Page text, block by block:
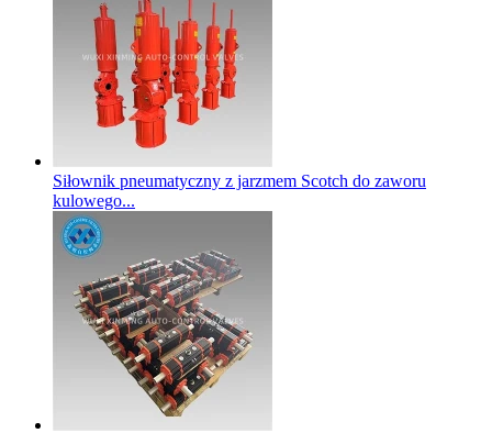
Siłownik pneumatyczny z jarzmem Scotch do zaworu
kulowego...